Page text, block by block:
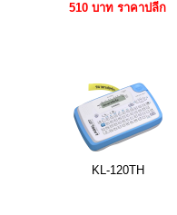
510 บาท ราคาปลีก
KL-120TH